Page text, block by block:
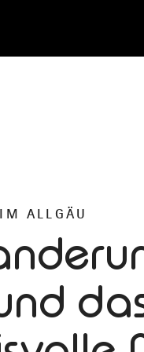
ALLGÄU